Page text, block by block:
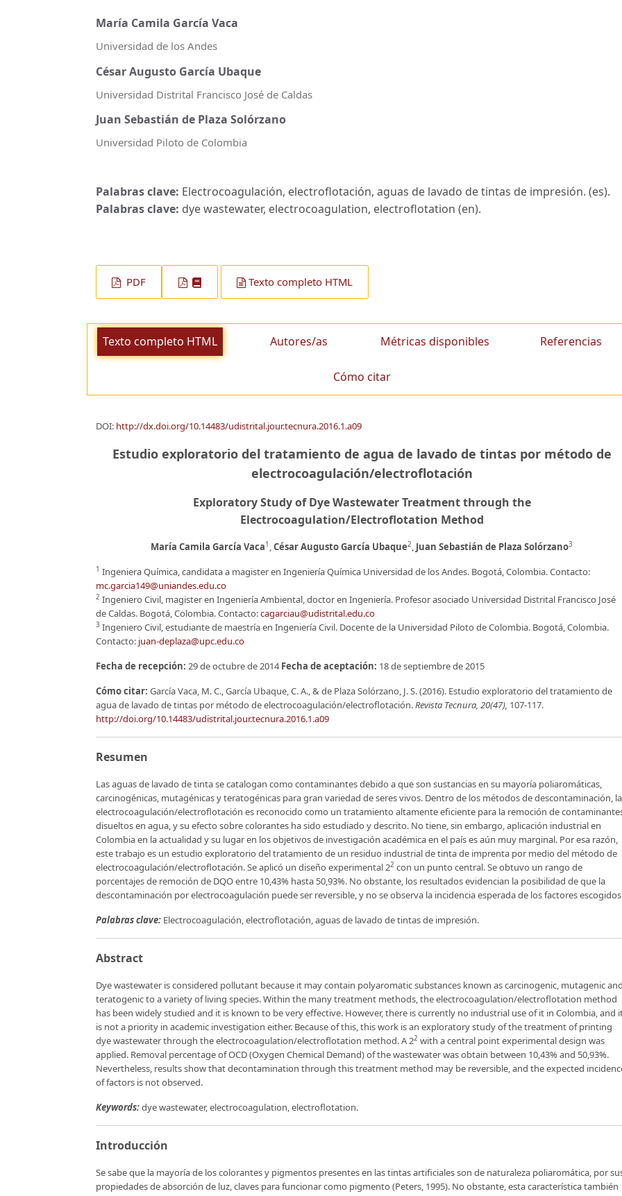
María Camila García Vaca
Universidad de los Andes
César Augusto García Ubaque
Universidad Distrital Francisco José de Caldas
Juan Sebastián de Plaza Solórzano
Universidad Piloto de Colombia
Palabras clave: Electrocoagulación, electroflotación, aguas de lavado de tintas de impresión. (es).
Palabras clave: dye wastewater, electrocoagulation, electroflotation (en).
PDF Texto completo HTML
Texto completo HTML Autores/as Métricas disponibles Referencias
Cómo citar
DOI: http://dx.doi.org/10.14483/udistrital.jour.tecnura.2016.1.a09
Estudio exploratorio del tratamiento de agua de lavado de tintas por método de
electrocoagulación/electroflotación
Exploratory Study of Dye Wastewater Treatment through the
Electrocoagulation/Electroflotation Method
María Camila García Vaca1 ,César Augusto García Ubaque2, Juan Sebastián de Plaza Solórzano3
1 Ingeniera Química, candidata a magister en Ingeniería Química Universidad de los Andes. Bogotá, Colombia. Contacto:
mc.garcia149@uniandes.edu.co
2 Ingeniero Civil, magister en Ingeniería Ambiental, doctor en Ingeniería. Profesor asociado Universidad Distrital Francisco José
de Caldas. Bogotá, Colombia. Contacto:cagarciau@udistrital.edu.co
3 Ingeniero Civil, estudiante de maestría en Ingeniería Civil. Docente de la Universidad Piloto de Colombia. Bogotá, Colombia.
Contacto: juan-deplaza@upc.edu.co
Fecha de recepción: 29 de octubre de 2014Fecha de aceptación: 18 de septiembre de 2015
Cómo citar: García Vaca, M. C., García Ubaque, C. A., & de Plaza Solórzano, J. S. (2016). Estudio exploratorio del tratamiento de
agua de lavado de tintas por método de electrocoagulación/electroflotación.Revista Tecnura, 20(47), 107-117.
http://doi.org/10.14483/udistrital.jour.tecnura.2016.1.a09
Resumen
Las aguas de lavado de tinta se catalogan como contaminantes debido a que son sustancias en su mayoría poliaromáticas,
carcinogénicas, mutagénicas y teratogénicas para gran variedad de seres vivos. Dentro de los métodos de descontaminación, la
electrocoagulación/electroflotación es reconocido como un tratamiento altamente eficiente para la remoción de
disueltos en agua, y su efecto sobre colorantes ha sido estudiado y descrito. No tiene, sin embargo, aplicación industrial en
Colombia en la actualidad y su lugar en los objetivos de investigación académica en el país es aún muy marginal. Por esa razón,
este trabajo es un estudio exploratorio del tratamiento de un residuo industrial de tinta de imprenta por medio del método de
electrocoagulación/electroflotación. Se aplicó un diseño experimental 22 con un punto central. Se obtuvo un rango de
porcentajes de remoción de DQO entre 10,43% hasta 50,93%. No obstante, los resultados evidencian la posibilidad de que la
descontaminación por electrocoagulación puede ser reversible, y no se observa la incidencia esperada de los factores
Palabras clave: Electrocoagulación, electroflotación, aguas de lavado de tintas de impresión.
Abstract
Dye wastewater is considered pollutant because it may contain polyaromatic substances known as carcinogenic, mutagenic and
teratogenic to a variety of living species. Within the many treatment methods, the electrocoagulation/electroflotation method
has been widely studied and it is known to be very effective. However, there is currently no industrial use of it in Colombia, and
is not a priority in academic investigation either. Because of this, this work is an exploratory study of the treatment of printing
dye wastewater through the electrocoagulation/electroflotation method. A 22 with a central point experimental design was
applied. Removal percentage of OCD (Oxygen Chemical Demand) of the wastewater was obtain between 10,43% and 50,93%.
Nevertheless, results show that decontamination through this treatment method may be reversible, and the expected
of factors is not observed.
Keywords:dye wastewater, electrocoagulation, electroflotation.
Introducción
Se sabe que la mayoría de los colorantes y pigmentos presentes en las tintas artificiales son de naturaleza poliaromática, por
propiedades de absorción de luz, claves para funcionar como pigmento (Peters, 1995). No obstante, esta característica también